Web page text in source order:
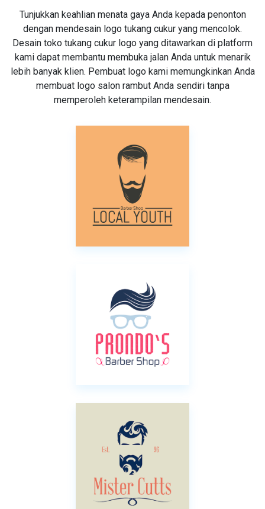
Tunjukkan keahlian menata gaya Anda kepada penonton
dengan mendesain logo tukang cukur yang mencolok.
Desain toko tukang cukur logo yang ditawarkan di platform
kami dapat membantu membuka jalan Anda untuk menarik
lebih banyak klien. Pembuat logo kami memungkinkan Anda
membuat logo salon rambut Anda sendiri tanpa
memperoleh keterampilan mendesain.